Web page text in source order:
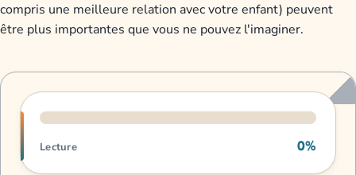
compris une meilleure relation avec votre enfant) peuvent
être plus importantes que vous ne pouvez l'imaginer.
Progression de lecture
Lecture 0%